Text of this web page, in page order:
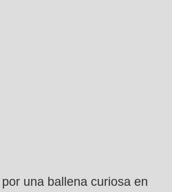
una ballena curiosa en